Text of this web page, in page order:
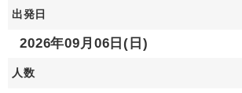
出発日
2026年09月06日(日)
人数